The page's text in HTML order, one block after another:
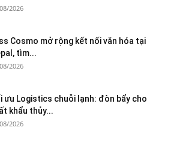
2026
Cosmo mở rộng kết nối văn hóa tại
tìm...
2026
ưu Logistics chuỗi lạnh: đòn bẩy cho
khẩu thủy...
2026